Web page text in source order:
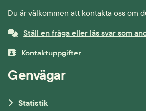
Du är välkommen att kontakta oss om
Ställ en fråga eller läs svar som
Kontaktuppgifter
Genvägar
Statistik